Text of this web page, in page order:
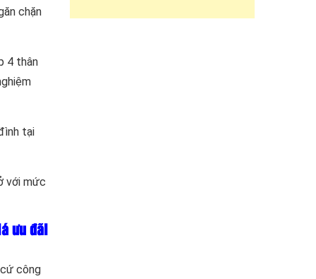
chặn
4 thân
tại
với mức
ưu đãi
công